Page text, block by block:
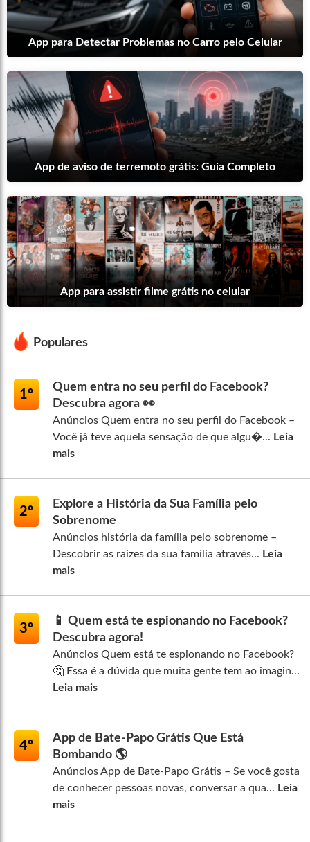
App para Detectar Problemas no Carro pelo Celular
App de aviso de terremoto grátis: Guia Completo
App para assistir filme grátis no celular
Populares
1º
Quem entra no seu perfil do Facebook?
Descubra agora 👀
Anúncios Quem entra no seu perfil do Facebook –
Você já teve aquela sensação de que algu�... Leia
mais
2º
Explore a História da Sua Família pelo
Sobrenome
Anúncios história da família pelo sobrenome –
Descobrir as raízes da sua família através... Leia
mais
3º
📱 Quem está te espionando no Facebook?
Descubra agora!
Anúncios Quem está te espionando no Facebook?
🤔 Essa é a dúvida que muita gente tem ao imagin...
Leia mais
4º
App de Bate-Papo Grátis Que Está
Bombando 🌎
Anúncios App de Bate-Papo Grátis – Se você gosta
de conhecer pessoas novas, conversar a qua... Leia
mais